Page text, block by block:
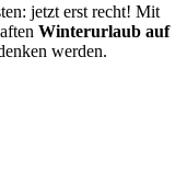
jetzt erst recht! Mit
Winterurlaub auf
werden.